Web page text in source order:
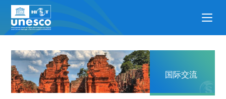
国际交流